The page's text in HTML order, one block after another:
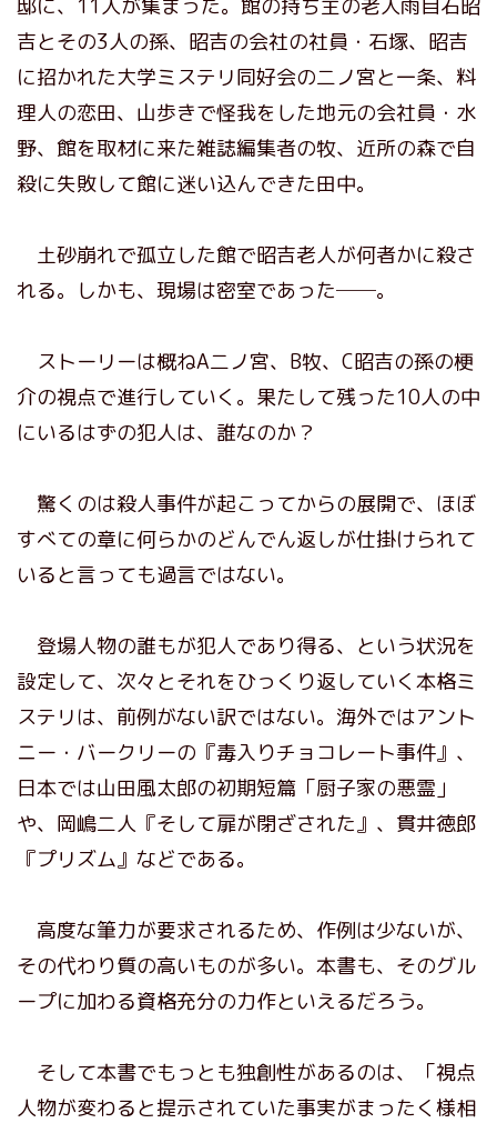
邸に、11人が集まった。館の持ち主の老人雨目石昭
吉とその3人の孫、昭吉の会社の社員・石塚、昭吉
に招かれた大学ミステリ同好会の二ノ宮と一条、料
理人の恋田、山歩きで怪我をした地元の会社員・水
野、館を取材に来た雑誌編集者の牧、近所の森で自
殺に失敗して館に迷い込んできた田中。
土砂崩れで孤立した館で昭吉老人が何者かに殺さ
れる。しかも、現場は密室であった──。
ストーリーは概ねA二ノ宮、B牧、C昭吉の孫の梗
介の視点で進行していく。果たして残った10人の中
にいるはずの犯人は、誰なのか？
驚くのは殺人事件が起こってからの展開で、ほぼ
すべての章に何らかのどんでん返しが仕掛けられて
いると言っても過言ではない。
登場人物の誰もが犯人であり得る、という状況を
設定して、次々とそれをひっくり返していく本格ミ
ステリは、前例がない訳ではない。海外ではアント
ニー・バークリーの『毒入りチョコレート事件』、
日本では山田風太郎の初期短篇「厨子家の悪霊」
や、岡嶋二人『そして扉が閉ざされた』、貫井徳郎
『プリズム』などである。
高度な筆力が要求されるため、作例は少ないが、
その代わり質の高いものが多い。本書も、そのグル
ープに加わる資格充分の力作といえるだろう。
そして本書でもっとも独創性があるのは、「視点
人物が変わると提示されていた事実がまったく様相